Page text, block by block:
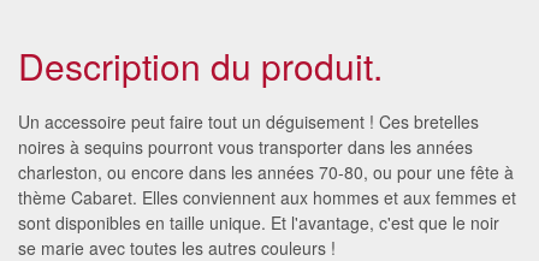
Description du produit.
Un accessoire peut faire tout un déguisement ! Ces bretelles
noires à sequins pourront vous transporter dans les années
charleston, ou encore dans les années 70-80, ou pour une fête à
thème Cabaret. Elles conviennent aux hommes et aux femmes et
sont disponibles en taille unique. Et l'avantage, c'est que le noir
se marie avec toutes les autres couleurs !